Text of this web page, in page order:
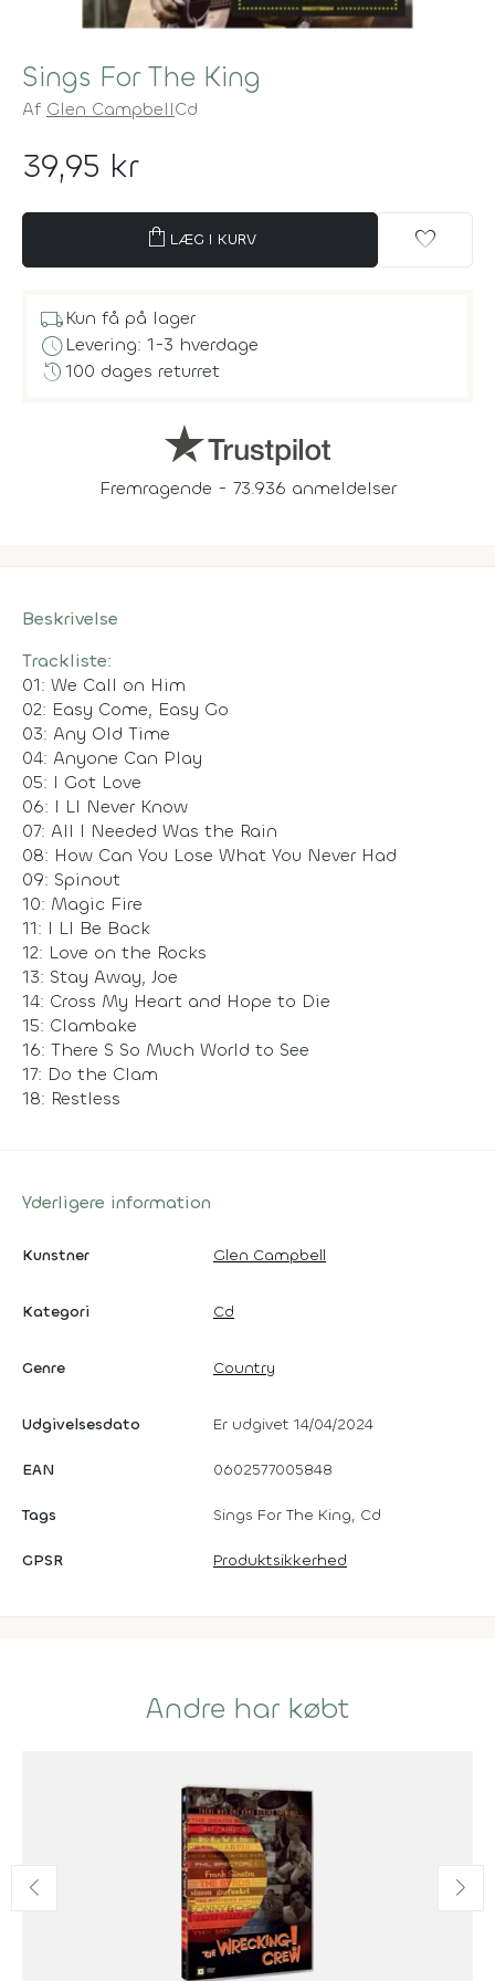
Sings For The King
Af Glen CampbellCd
39,95 kr
shopping_bag LÆG I KURV favorite
local_shippingKun få på lager
scheduleLevering: 1-3 hverdage
history100 dages returret
Fremragende - 73.936 anmeldelser
Beskrivelse
Trackliste:
01: We Call on Him
02: Easy Come, Easy Go
03: Any Old Time
04: Anyone Can Play
05: I Got Love
06: I Ll Never Know
07: All I Needed Was the Rain
08: How Can You Lose What You Never Had
09: Spinout
10: Magic Fire
11: I Ll Be Back
12: Love on the Rocks
13: Stay Away, Joe
14: Cross My Heart and Hope to Die
15: Clambake
16: There S So Much World to See
17: Do the Clam
18: Restless
Yderligere information
Kunstner Glen Campbell
Kategori Cd
Genre Country
Udgivelsesdato Er udgivet 14/04/2024
EAN 0602577005848
Tags Sings For The King, Cd
GPSR Produktsikkerhed
Andre har købt